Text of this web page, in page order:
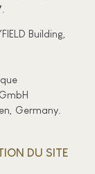
Building,
Germany.
DU SITE